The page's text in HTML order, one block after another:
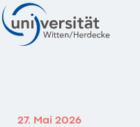
27. Mai 2026